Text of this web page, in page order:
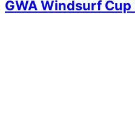
GWA Windsurf Cup